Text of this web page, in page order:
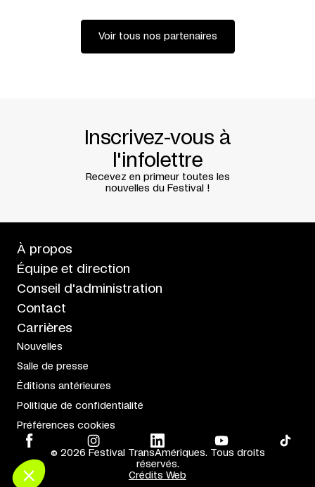
Voir tous nos partenaires
Inscrivez-vous à
l'infolettre
Recevez en primeur toutes les
nouvelles du Festival !
À propos
Équipe et direction
Conseil d'administration
Contact
Carrières
Nouvelles
Salle de presse
Éditions antérieures
Politique de confidentialité
Préférences cookies
© 2026 Festival TransAmériques. Tous droits
réservés.
Crédits Web